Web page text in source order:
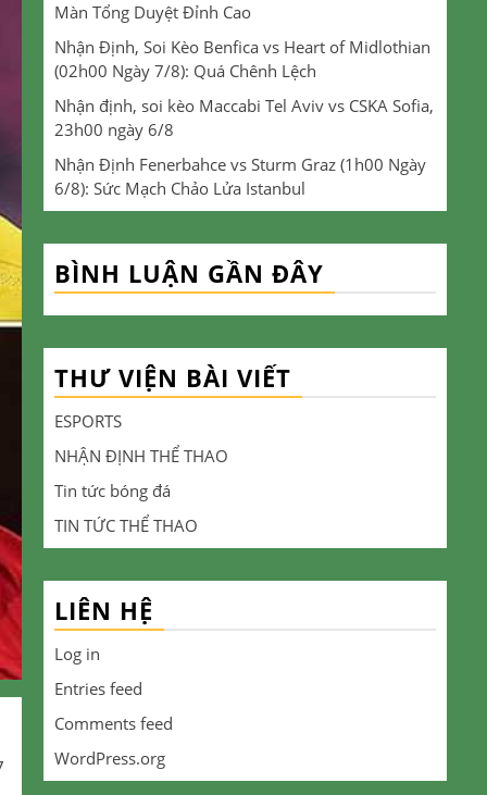
Màn Tổng Duyệt Đỉnh Cao
Nhận Định, Soi Kèo Benfica vs Heart of Midlothian
(02h00 Ngày 7/8): Quá Chênh Lệch
Nhận định, soi kèo Maccabi Tel Aviv vs CSKA Sofia,
23h00 ngày 6/8
Nhận Định Fenerbahce vs Sturm Graz (1h00 Ngày
6/8): Sức Mạch Chảo Lửa Istanbul
BÌNH LUẬN GẦN ĐÂY
THƯ VIỆN BÀI VIẾT
ESPORTS
NHẬN ĐỊNH THỂ THAO
Tin tức bóng đá
TIN TỨC THỂ THAO
LIÊN HỆ
Log in
Entries feed
Comments feed
WordPress.org